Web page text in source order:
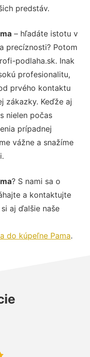
predstáv.
– hľadáte istotu v
precíznosti? Potom
podlaha.sk. Inak
profesionalitu,
prvého kontaktu
zákazky. Keďže aj
nielen počas
prípadnej
vážne a snažíme
? S nami sa o
a kontaktujte
aj ďalšie naše
do kúpeľne Pama.